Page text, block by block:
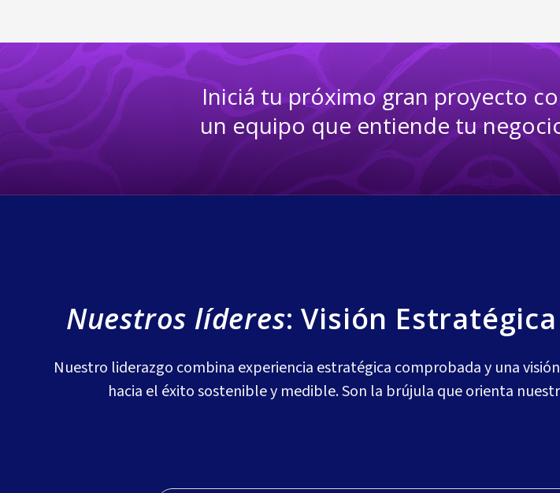
Iniciá tu próximo gran proyecto
un equipo que entiende tu
Nuestros líderes: Visión
Nuestro liderazgo combina experiencia estratégica comprobada y una
hacia el éxito sostenible y medible. Son la brújula que orienta